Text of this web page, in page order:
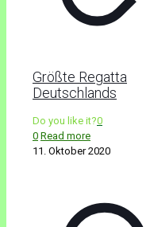
Größte Regatta
Deutschlands
Do you like it?0
0 Read more
11. Oktober 2020